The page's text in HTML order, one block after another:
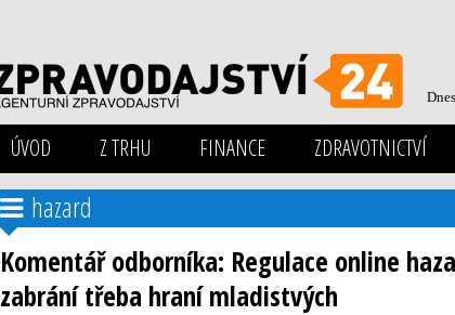
ÚVOD Z TRHU FINANCE ZDRAVOTNICTVÍ
hazard
Komentář odborníka: Regulace online
zabrání třeba hraní mladistvých